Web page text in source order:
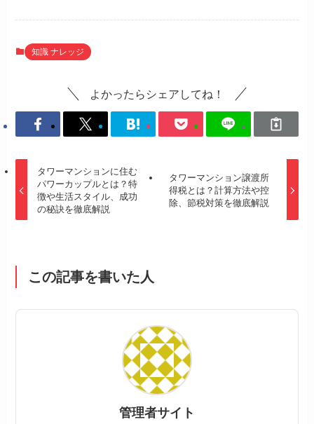
知識 ナレッジ
よかったらシェアしてね！
タワーマンションに住む
パワーカップルとは？特
徴や生活スタイル、成功
の秘訣を徹底解説
タワーマンション譲渡所
得税とは？計算方法や控
除、節税対策を徹底解説
この記事を書いた人
管理者サイト